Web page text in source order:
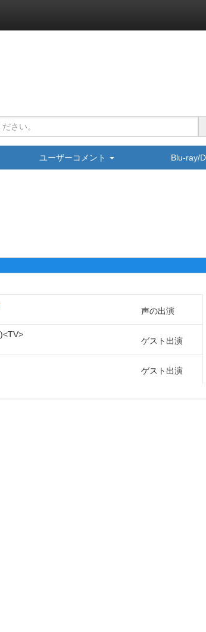
ユーザーコメント Blu-ray/
声の出演
TV
ゲスト出演
ゲスト出演